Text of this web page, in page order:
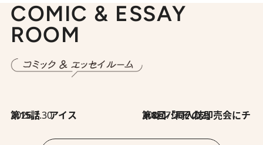
COMIC & ESSAY
ROOM
2026.7.30
第15話 アイス 2026.7.30
第8回「同人誌即売会にチャレンジ その2」